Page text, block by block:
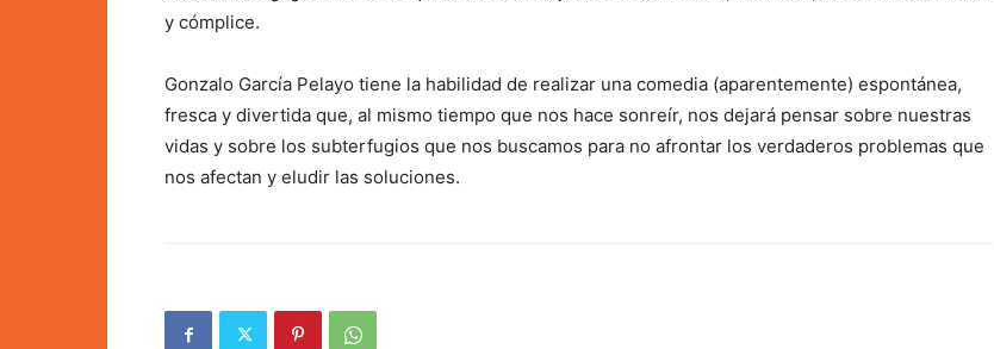
y cómplice.
Gonzalo García Pelayo tiene la habilidad de realizar una comedia (aparentemente) espontánea,
fresca y divertida que, al mismo tiempo que nos hace sonreír, nos dejará pensar sobre nuestras
vidas y sobre los subterfugios que nos buscamos para no afrontar los verdaderos problemas que
nos afectan y eludir las soluciones.